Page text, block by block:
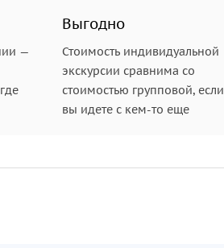
—
Выгодно
Стоимость индивидуальной
экскурсии сравнима со
стоимостью групповой, если
вы идете с кем-то еще